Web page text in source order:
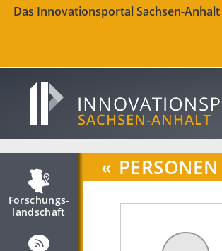
Das Innovationsportal Sachsen-
Forschungs­
landschaft
« PERSONEN